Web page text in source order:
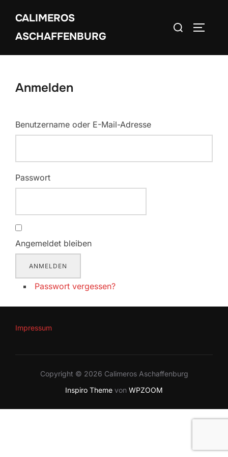
Inhalt
springen
CALIMEROS
ASCHAFFENBURG
Suchen
Anmelden
Benutzername oder E-Mail-Adresse
Passwort
Angemeldet bleiben
ANMELDEN
Passwort vergessen?
Impressum
Copyright © 2026 Calimeros Aschaffenburg
Inspiro Theme von WPZOOM